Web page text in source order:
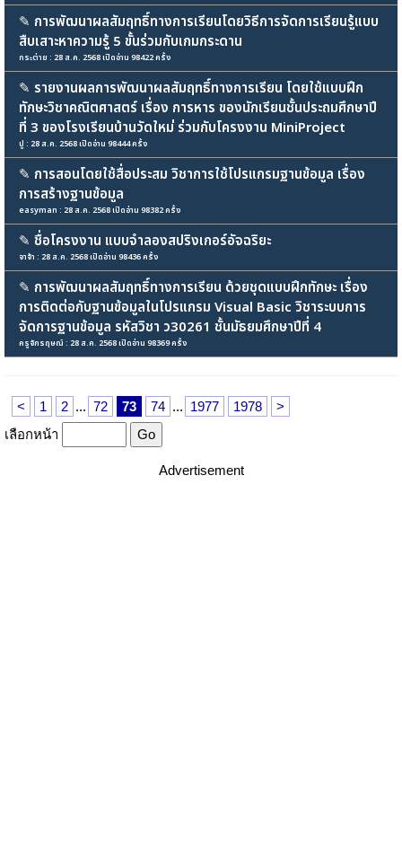
✎ การพัฒนาผลสัมฤทธิ์ทางการเรียนโดยวิธีการจัดการเรียนรู้แบบ
สืบเสาะหาความรู้ 5 ขั้นร่วมกับเกมกระดาน
กระต่าย : 28 ส.ค. 2568 เปิดอ่าน 98422 ครั้ง
✎ รายงานผลการพัฒนาผลสัมฤทธิ์ทางการเรียน โดยใช้แบบฝึก
ทักษะวิชาคณิตศาสตร์ เรื่อง การหาร ของนักเรียนชั้นประถมศึกษาปี
ที่ 3 ของโรงเรียนบ้านวัดใหม่ ร่วมกับโครงงาน MiniProject
ปู : 28 ส.ค. 2568 เปิดอ่าน 98444 ครั้ง
✎ การสอนโดยใช้สื่อประสม วิชาการใช้โปรแกรมฐานข้อมูล เรื่อง
การสร้างฐานข้อมูล
easyman : 28 ส.ค. 2568 เปิดอ่าน 98382 ครั้ง
✎ ชื่อโครงงาน แบบจำลองสปริงเกอร์อัจฉริยะ
จาจ้า : 28 ส.ค. 2568 เปิดอ่าน 98436 ครั้ง
✎ การพัฒนาผลสัมฤทธิ์ทางการเรียน ด้วยชุดแบบฝึกทักษะ เรื่อง
การติดต่อกับฐานข้อมูลในโปรแกรม Visual Basic วิชาระบบการ
จัดการฐานข้อมูล รหัสวิชา ว30261 ชั้นมัธยมศึกษาปีที่ 4
ครูจักรฤษณ์ : 28 ส.ค. 2568 เปิดอ่าน 98369 ครั้ง
< 1 2 ... 72 73 74 ... 1977 1978
>
เลือกหน้า
Advertisement